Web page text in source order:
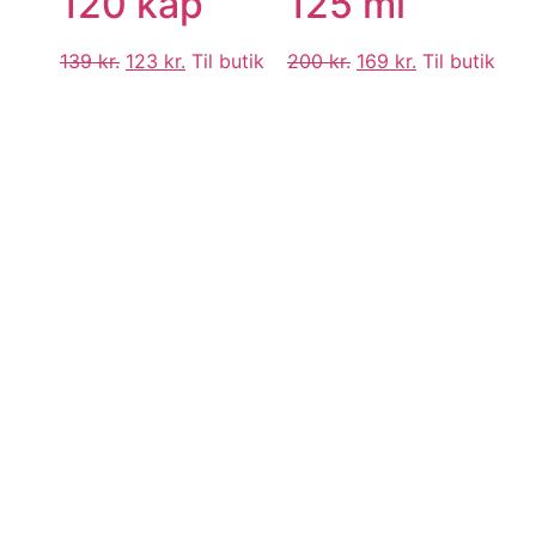
139kr. 123 kr. Til butik 200kr. 169 kr. Til butik